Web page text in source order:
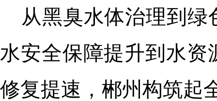
从黑臭水体治理到
水安全保障提升到水
修复提速，郴州构筑起